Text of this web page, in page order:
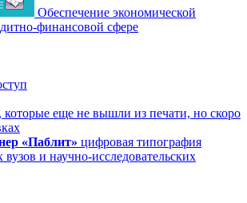
Обеспечение экономической
финансовой сфере
которые еще не вышли из печати, но скоро
«Паблит» цифровая типография
и научно-исследовательских